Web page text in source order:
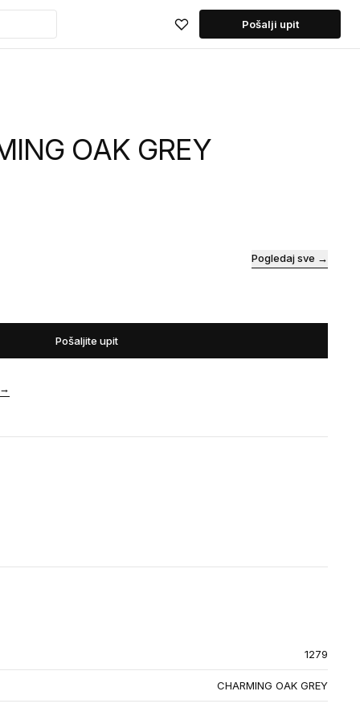
Pošalji upit
OAK GREY
Pogledaj sve →
Pošaljite upit
1279
CHARMING OAK GREY